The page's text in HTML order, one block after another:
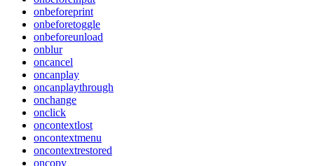
onbeforeprint
onbeforetoggle
onbeforeunload
onblur
oncancel
oncanplay
oncanplaythrough
onchange
onclick
oncontextlost
oncontextmenu
oncontextrestored
oncopy